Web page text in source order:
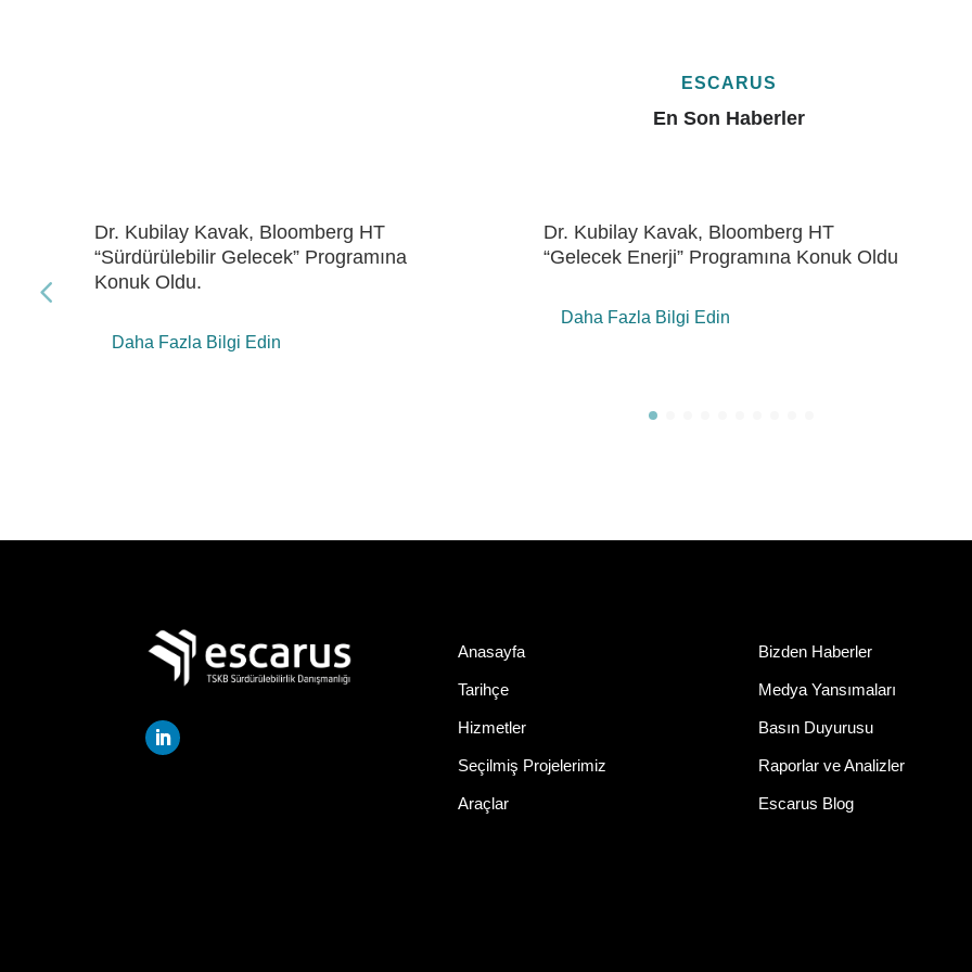
ESCARUS
En Son Haberler
Dr. Kubilay Kavak, Bloomberg HT
“Gelecek Enerji” Programına Konuk Oldu
Eren Holding’de “ÇSY Metrikleri Çalıştayı”
Anasayfa
Tarihçe
Hizmetler
Seçilmiş Projelerimiz
Araçlar
Bizden Haberler
Medya Yansımaları
Basın Duyurusu
Raporlar ve Analizler
Escarus Blog